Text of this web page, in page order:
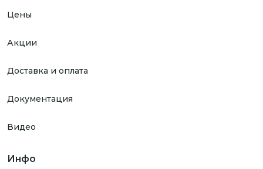
Цены
Акции
Доставка и оплата
Документация
Видео
Инфо